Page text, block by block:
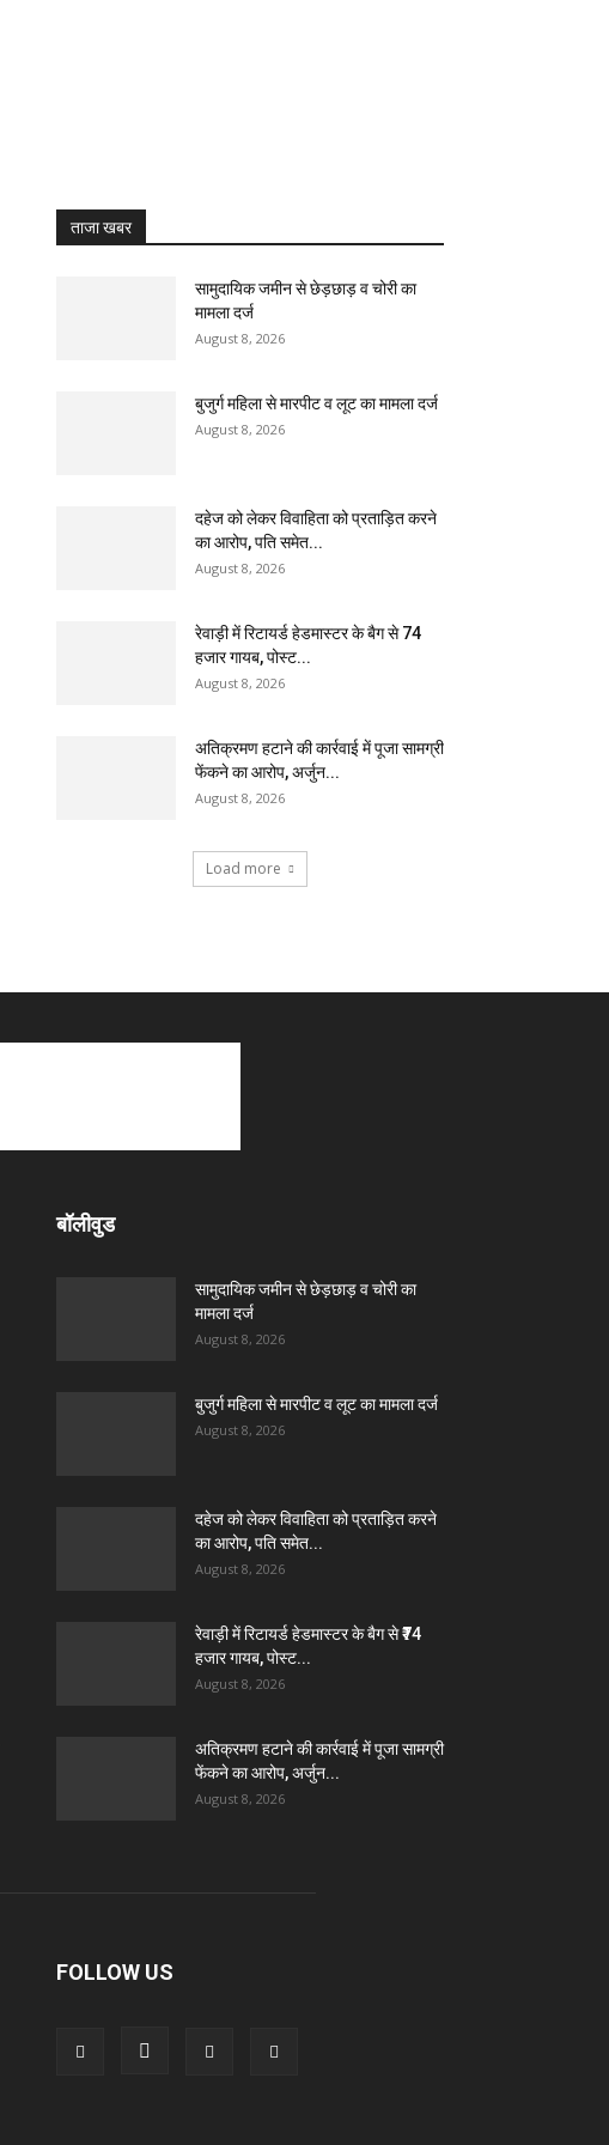
ताजा खबर
सामुदायिक जमीन से छेड़छाड़ व चोरी का
मामला दर्ज
August 8, 2026
बुजुर्ग महिला से मारपीट व लूट का मामला दर्ज
August 8, 2026
दहेज को लेकर विवाहिता को प्रताड़ित करने
का आरोप, पति समेत...
August 8, 2026
रेवाड़ी में रिटायर्ड हेडमास्टर के बैग से ₹74
हजार गायब, पोस्ट...
August 8, 2026
अतिक्रमण हटाने की कार्रवाई में पूजा सामग्री
फेंकने का आरोप, अर्जुन...
August 8, 2026
Load more
बॉलीवुड
सामुदायिक जमीन से छेड़छाड़ व चोरी का
मामला दर्ज
August 8, 2026
बुजुर्ग महिला से मारपीट व लूट का मामला दर्ज
August 8, 2026
दहेज को लेकर विवाहिता को प्रताड़ित करने
का आरोप, पति समेत...
August 8, 2026
रेवाड़ी में रिटायर्ड हेडमास्टर के बैग से ₹74
हजार गायब, पोस्ट...
August 8, 2026
अतिक्रमण हटाने की कार्रवाई में पूजा सामग्री
फेंकने का आरोप, अर्जुन...
August 8, 2026
FOLLOW US